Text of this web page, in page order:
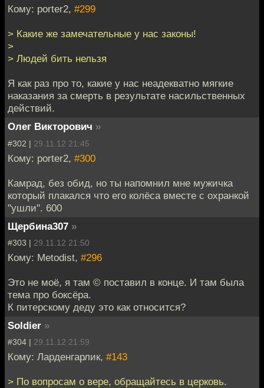
Кому: porter2, #299
> Какие же замечательные у нас законы!
>
> Людей бить нельзя
Я как раз про то, какие у нас неадекватно мягкие
наказания за смерть в результате насильственных
действий.
Олег Викторович »
#302 | 29.11.12 21:45
Кому: porter2, #300
Камрад, без обид, но ты напомнил мне мужичка
который плакался что его колёса вместе с охранкой
"ушли". 600
Щербина307 »
#303 | 29.11.12 21:50
Кому: Metodist, #296
Это не моё, я там © поставил в конце. И там была
тема про боксёра.
К питерскому деду это как относится?
Soldier »
#304 | 29.11.12 21:59
Кому: Ларденгарлик, #143
> По вопросам о вере, обращайтесь в церковь.